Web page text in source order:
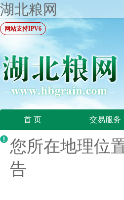
湖北粮网
网站支持IPV6
首 页 交易服务
您所在地理位
告